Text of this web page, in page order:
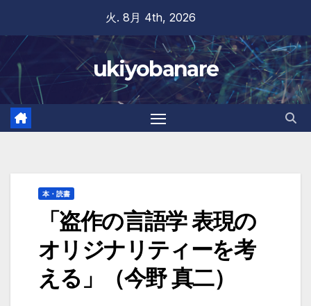
content
火. 8月 4th, 2026
ukiyobanare
本・読書
「盗作の言語学 表現の
オリジナリティーを考
える」（今野 真二）